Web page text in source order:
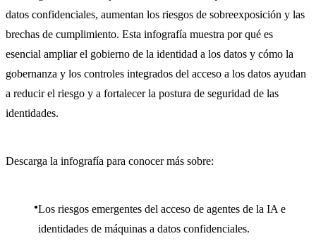
datos confidenciales, aumentan los riesgos de sobreexposición y las
brechas de cumplimiento. Esta infografía muestra por qué es
esencial ampliar el gobierno de la identidad a los datos y cómo la
gobernanza y los controles integrados del acceso a los datos ayudan
a reducir el riesgo y a fortalecer la postura de seguridad de las
identidades.
Descarga la infografía para conocer más sobre:
Los riesgos emergentes del acceso de agentes de la IA e
identidades de máquinas a datos confidenciales.